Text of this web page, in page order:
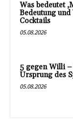
Was bedeutet
Bedeutung
Cocktails
05.08.2026
5 gegen Willi
Ursprung des
05.08.2026